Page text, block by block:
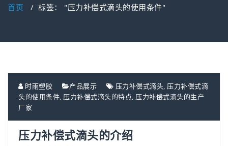
首页 / 标签： "压力补偿式滴头的使用条件"
时雨塑胶 产品展示 压力补偿式滴头, 压力补偿式滴
头的使用条件, 压力补偿式滴头的特点, 压力补偿式滴头的生产
厂家
压力补偿式滴头的介绍